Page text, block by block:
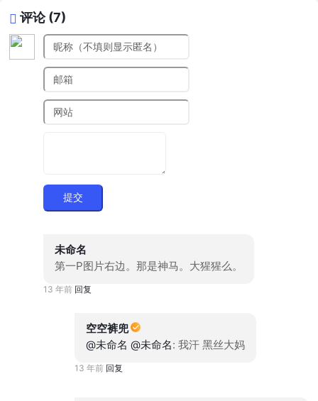
评论 (7)
提交
未命名
第一P图片右边。那是神马。大猩猩么。
13 年前 回复
空空裤兜
@未命名 @未命名: 我汗 黑丝大妈
13 年前 回复